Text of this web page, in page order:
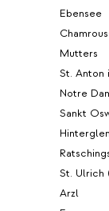
Ebensee
Mutters
St. Anton
Notre
Sankt
St.
Arzl